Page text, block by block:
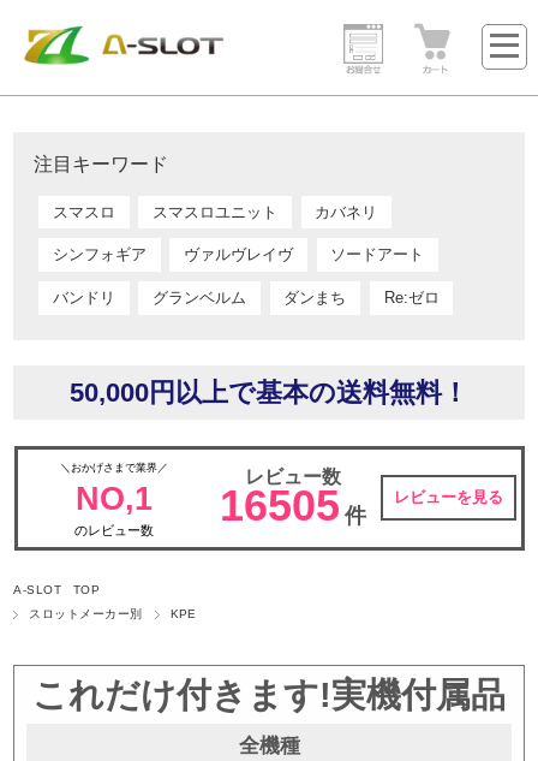
注目キーワード
スマスロ スマスロユニット カバネリ
シンフォギア ヴァルヴレイヴ ソードアート
バンドリ グランベルム ダンまち Re:ゼロ
50,000円以上で基本の送料無料！
＼おかげさまで業界／
NO,1
のレビュー数
レビュー数
16505 件
レビューを見る
A-SLOT TOP
スロットメーカー別
KPE
これだけ付きます!実機付属品
全機種